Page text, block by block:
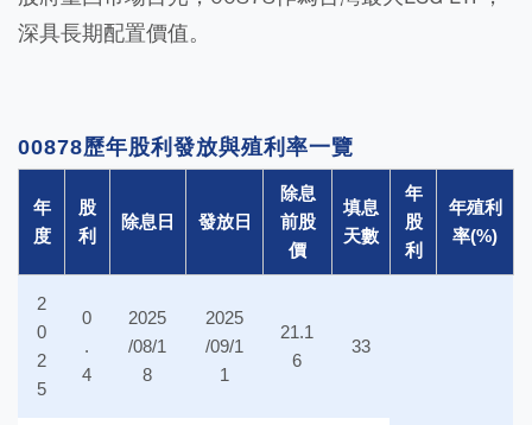
深具長期配置價值。
00878歷年股利發放與殖利率一覽
年
度
股
利
除息日 發放日
除息
前股
價
填息
天數
年
股
利
年殖利
率(%)
2
0
2
5
0
.
4
2025
/08/1
8
2025
/09/1
1
21.1
6
33